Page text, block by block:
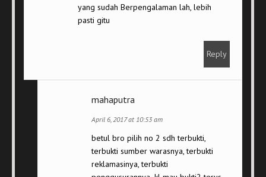
yang sudah Berpengalaman lah, lebih
pasti gitu
Reply
mahaputra
April 6, 2017 at 10:53 am
betul bro pilih no 2 sdh terbukti,
terbukti sumber warasnya, terbukti
reklamasinya, terbukti